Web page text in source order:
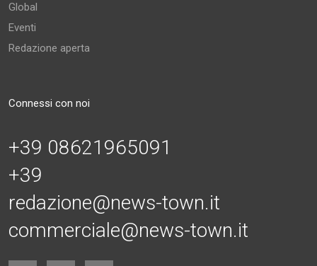
Global
Eventi
Redazione aperta
Connessi con noi
+39 08621965091
+39
redazione@news-town.it
commerciale@news-town.it